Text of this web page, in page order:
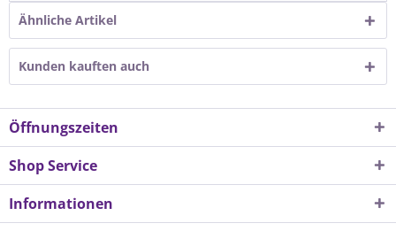
Ähnliche Artikel
Kunden kauften auch
Öffnungszeiten
Shop Service
Informationen